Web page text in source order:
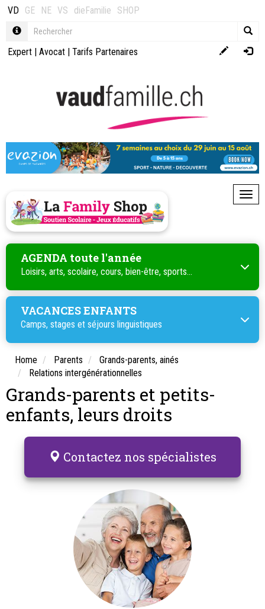
VD GE NE VS dieFamilie SHOP
Expert | Avocat | Tarifs Partenaires
AGENDA toute l'année
Loisirs, arts, scolaire, cours, bien-être, sports...
VACANCES ENFANTS
Camps, stages et séjours linguistiques
Home Parents
Grands-parents, ainés
Relations intergénérationnelles
Grands-parents et petits-
enfants, leurs droits
Contactez nos spécialistes